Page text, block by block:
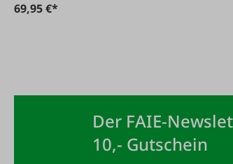
69,95 €*
Der FAIE-
10,- Gutschein